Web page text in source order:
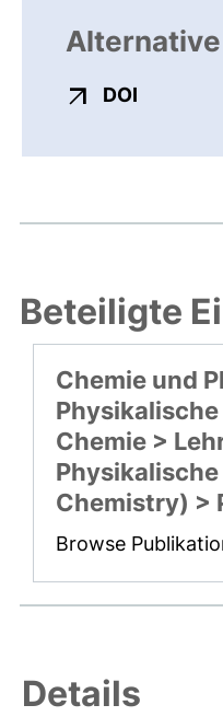
DOI
Beteiligte
Chemie und
Chemie >
Chemistry) >
Browse
Details